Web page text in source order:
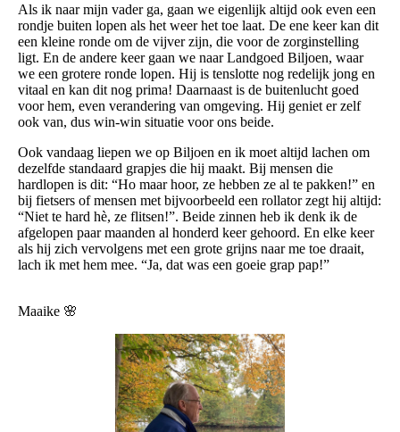
Als ik naar mijn vader ga, gaan we eigenlijk altijd ook even een
rondje buiten lopen als het weer het toe laat. De ene keer kan dit
een kleine ronde om de vijver zijn, die voor de zorginstelling
ligt. En de andere keer gaan we naar Landgoed Biljoen, waar
we een grotere ronde lopen. Hij is tenslotte nog redelijk jong en
vitaal en kan dit nog prima! Daarnaast is de buitenlucht goed
voor hem, even verandering van omgeving. Hij geniet er zelf
ook van, dus win-win situatie voor ons beide.
Ook vandaag liepen we op Biljoen en ik moet altijd lachen om
dezelfde standaard grapjes die hij maakt. Bij mensen die
hardlopen is dit: “Ho maar hoor, ze hebben ze al te pakken!” en
bij fietsers of mensen met bijvoorbeeld een rollator zegt hij altijd:
“Niet te hard hè, ze flitsen!”. Beide zinnen heb ik denk ik de
afgelopen paar maanden al honderd keer gehoord. En elke keer
als hij zich vervolgens met een grote grijns naar me toe draait,
lach ik met hem mee. “Ja, dat was een goeie grap pap!”
Maaike 🌸